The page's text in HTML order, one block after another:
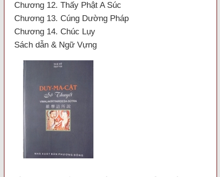
Chương 12. Thấy Phật A Súc
Chương 13. Cúng Dường Pháp
Chương 14. Chúc Lụy
Sách dẫn & Ngữ Vựng